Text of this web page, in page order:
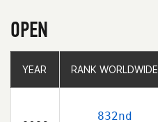
OPEN
YEAR RANK WORLDWIDE
832nd
YEAR RANK WORLDWIDE